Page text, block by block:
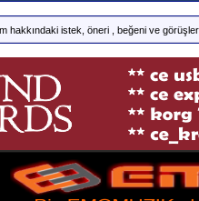
hakkındaki istek, öneri , beğeni ve